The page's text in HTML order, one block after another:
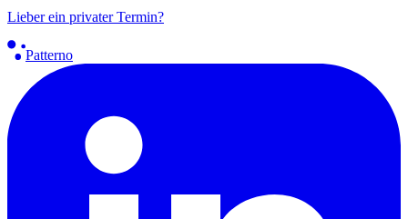
Lieber ein privater Termin?
Patterno